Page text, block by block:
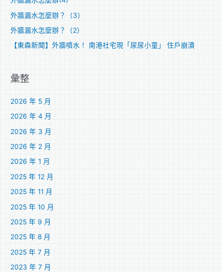
外牆漏水怎麼辦？（3）
外牆漏水怎麼辦？（2）
【東森新聞】外牆噴水！ 南港社宅現「尿尿小童」 住戶崩潰
彙整
2026 年 5 月
2026 年 4 月
2026 年 3 月
2026 年 2 月
2026 年 1 月
2025 年 12 月
2025 年 11 月
2025 年 10 月
2025 年 9 月
2025 年 8 月
2025 年 7 月
2023 年 7 月